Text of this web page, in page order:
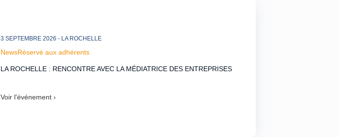
3 SEPTEMBRE 2026 - LA ROCHELLE
NewsRéservé aux adhérents
LA ROCHELLE : RENCONTRE AVEC LA MÉDIATRICE DES ENTREPRISES
Voir l'événement ›